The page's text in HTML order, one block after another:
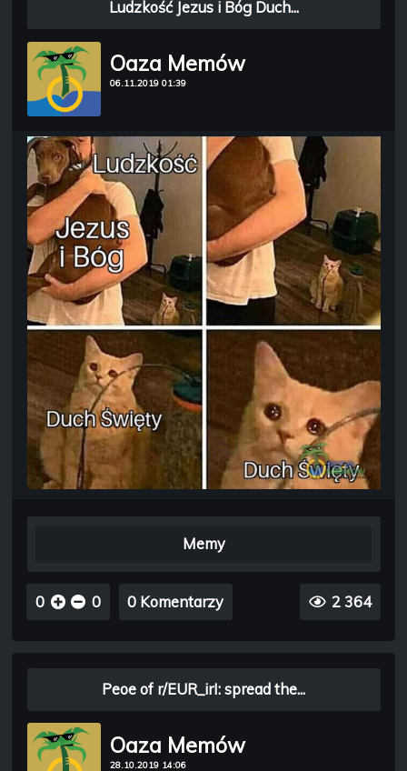
Oaza Memów
06.11.2019 01:39
Ludzkość Jezus i Bóg Duch...
Memy
0 0 0 Komentarzy 2 364
Oaza Memów
28.10.2019 14:06
Peoe of r/EUR_irI: spread the...